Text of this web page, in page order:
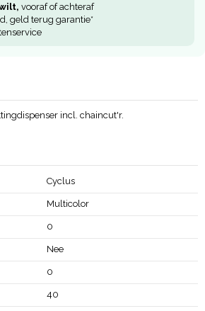
vooraf of achteraf
geld terug garantie*
incl. chaincut'r.
Cyclus
Multicolor
0
Nee
0
40